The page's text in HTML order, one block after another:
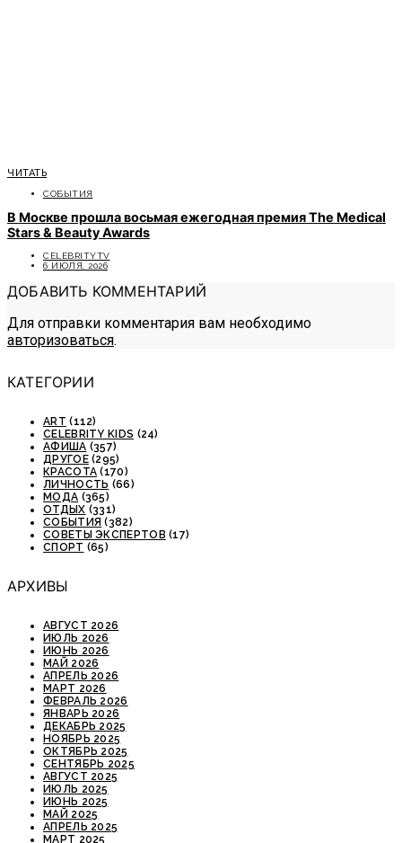
ЧИТАТЬ
СОБЫТИЯ
В Москве прошла восьмая ежегодная премия The Medical
Stars & Beauty Awards
CELEBRITYTV
6 ИЮЛЯ, 2026
ДОБАВИТЬ КОММЕНТАРИЙ
Для отправки комментария вам необходимо
авторизоваться.
КАТЕГОРИИ
ART (112)
CELEBRITY KIDS (24)
АФИША (357)
ДРУГОЕ(295)
КРАСОТА (170)
ЛИЧНОСТЬ (66)
МОДА (365)
ОТДЫХ (331)
СОБЫТИЯ (382)
СОВЕТЫ ЭКСПЕРТОВ (17)
СПОРТ (65)
АРХИВЫ
АВГУСТ 2026
ИЮЛЬ 2026
ИЮНЬ 2026
МАЙ 2026
АПРЕЛЬ 2026
МАРТ 2026
ФЕВРАЛЬ 2026
ЯНВАРЬ 2026
ДЕКАБРЬ 2025
НОЯБРЬ 2025
ОКТЯБРЬ 2025
СЕНТЯБРЬ 2025
АВГУСТ 2025
ИЮЛЬ 2025
ИЮНЬ 2025
МАЙ 2025
АПРЕЛЬ 2025
МАРТ 2025